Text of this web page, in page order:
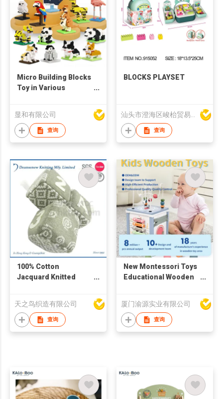
Micro Building Blocks
Toy in Various
显和有限公司
查询
BLOCKS PLAYSET
查询
100% Cotton
Jacquard Knitted
天之鸟织造有限公司
查询
New Montessori Toys
Educational Wooden
Toys Math Teaching
Aids Mathematics
Learning Toy
厦门渝源实业有限公司
查询